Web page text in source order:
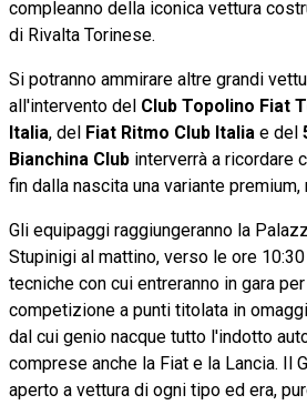
compleanno della iconica vettura
di Rivalta Torinese.
Si potranno ammirare altre grandi
all'intervento del Club Topolino Fiat
Italia, del Fiat Ritmo Club Italia e del
Bianchina Club interverrà a ricordare
fin dalla nascita una variante
Gli equipaggi raggiungeranno la
Stupinigi al mattino, verso le ore
tecniche con cui entreranno in gara per
competizione a punti titolata in
dal cui genio nacque tutto l'indotto
comprese anche la Fiat e la Lancia. Il
aperto a vettura di ogni tipo ed era,